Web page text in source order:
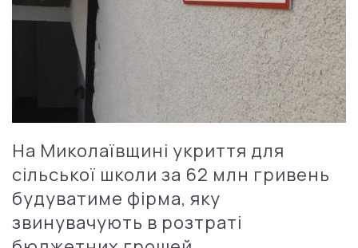
На Миколаївщині укриття для
сільської школи за 62 млн гривень
будуватиме фірма, яку
звинувачують в розтраті